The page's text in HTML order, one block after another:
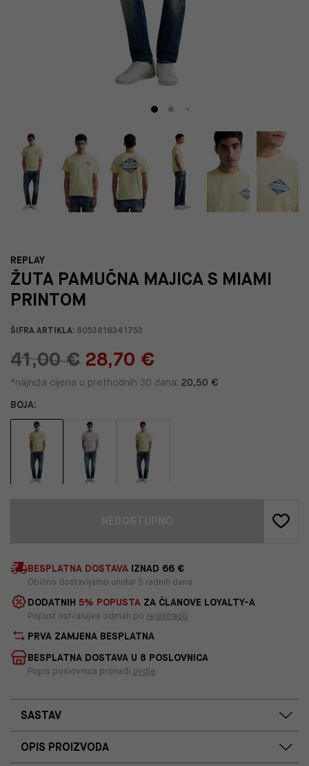
REPLAY
ŽUTA PAMUČNA MAJICA S MIAMI
PRINTOM
ŠIFRA ARTIKLA: 8053816341753
41,00 € 28,70 €
*najniža cijena u prethodnih 30 dana: 20,50 €
BOJA:
BESPLATNA DOSTAVA IZNAD 66 €
Obično dostavljamo unutar 5 radnih dana
DODATNIH 5% POPUSTA ZA ČLANOVE LOYALTY-A
Popust ostvaruješ odmah po registraciji
PRVA ZAMJENA BESPLATNA
BESPLATNA DOSTAVA U 8 POSLOVNICA
Popis poslovnica pronađi ovdje
SASTAV
OPIS PROIZVODA